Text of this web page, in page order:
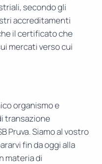
secondo gli
accreditamenti
il certificato che
mercati verso cui
organismo e
transazione
Pruva. Siamo al vostro
fin da oggi alla
materia di